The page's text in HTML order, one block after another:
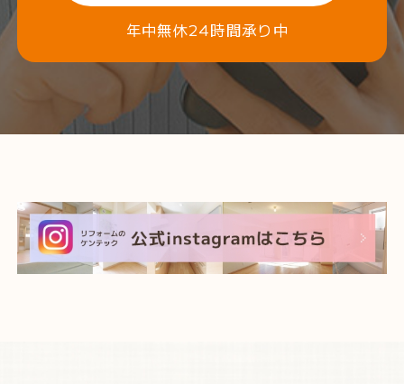
年中無休24時間承り中